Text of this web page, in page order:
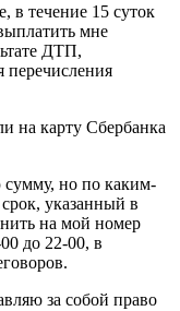
в течение 15 суток
мне
ДТП,
перечисления
на карту Сбербанка
но по каким-
указанный в
на мой номер
до 22-00, в
за собой право